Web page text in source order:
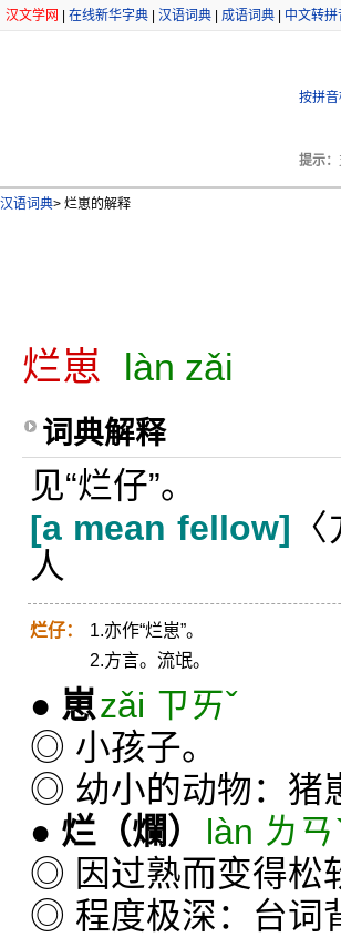
汉文学网 在线新华字典 汉语词典 成语词典 中文转拼
按拼
提示：
汉语词典> 烂崽的解释
烂崽 làn zǎi
词典解释
见“烂仔”。
[a mean fellow]
人
烂仔：
1.亦作“烂崽”。
2.方言。流氓。
● 崽zǎi ㄗㄞˇ
◎ 小孩子。
◎ 幼小的动物：猪
● 烂 （爛）
làn ㄌㄢ
◎ 因过熟而变得松
◎ 程度极深：台词